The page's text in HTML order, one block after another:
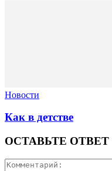
Новости
Как в детстве
ОСТАВЬТЕ ОТВЕТ